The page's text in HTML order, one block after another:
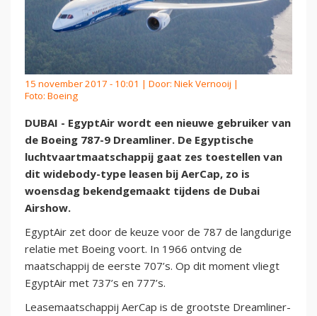
15 november 2017 - 10:01 | Door: Niek Vernooij |
Foto: Boeing
DUBAI - EgyptAir wordt een nieuwe gebruiker van
de Boeing 787-9 Dreamliner. De Egyptische
luchtvaartmaatschappij gaat zes toestellen van
dit widebody-type leasen bij AerCap, zo is
woensdag bekendgemaakt tijdens de Dubai
Airshow.
EgyptAir zet door de keuze voor de 787 de langdurige
relatie met Boeing voort. In 1966 ontving de
maatschappij de eerste 707’s. Op dit moment vliegt
EgyptAir met 737’s en 777’s.
Leasemaatschappij AerCap is de grootste Dreamliner-